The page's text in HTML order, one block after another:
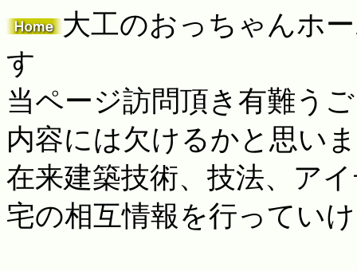
大工のおっちゃんホ
す
当ページ訪問頂き有難う
内容には欠けるかと思い
在来建築技術、技法、ア
宅の相互情報を行ってい